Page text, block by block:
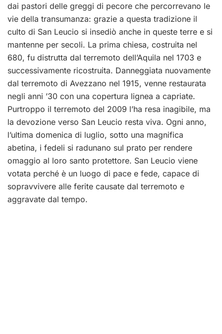
dai pastori delle greggi di pecore che percorrevano le
vie della transumanza: grazie a questa tradizione il
culto di San Leucio si insediò anche in queste terre e si
mantenne per secoli. La prima chiesa, costruita nel
680, fu distrutta dal terremoto dell’Aquila nel 1703 e
successivamente ricostruita. Danneggiata nuovamente
dal terremoto di Avezzano nel 1915, venne restaurata
negli anni ’30 con una copertura lignea a capriate.
Purtroppo il terremoto del 2009 l’ha resa inagibile, ma
la devozione verso San Leucio resta viva. Ogni anno,
l’ultima domenica di luglio, sotto una magnifica
abetina, i fedeli si radunano sul prato per rendere
omaggio al loro santo protettore. San Leucio viene
votata perché è un luogo di pace e fede, capace di
sopravvivere alle ferite causate dal terremoto e
aggravate dal tempo.